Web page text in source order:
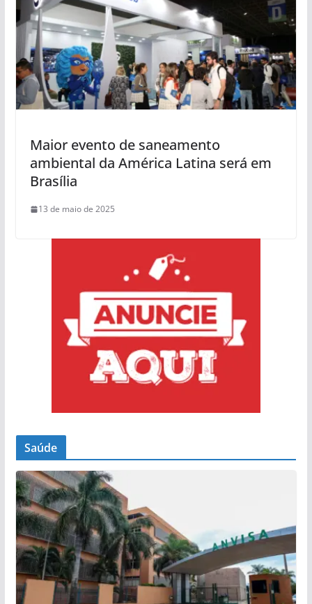
Maior evento de saneamento
ambiental da América Latina será em
Brasília
13 de maio de 2025
Saúde